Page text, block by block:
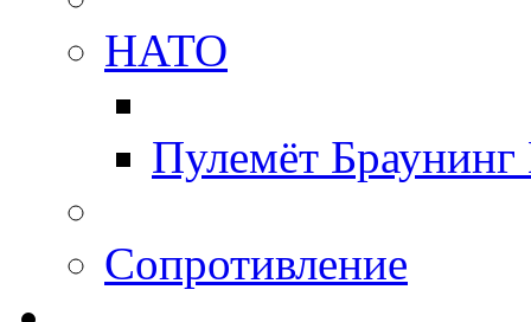
НАТО
Пулемёт
Сопротивление